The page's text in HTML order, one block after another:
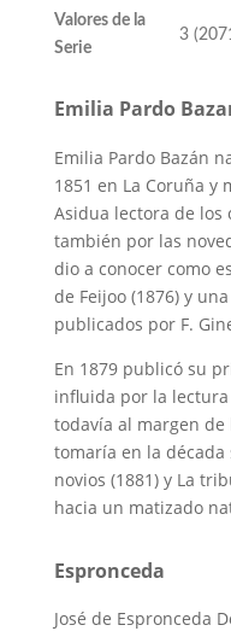
Valores de la
Serie
3
Emilia Pardo
Emilia Pardo Bazán
1851 en La Coruña y
Asidua lectora de los
también por las
dio a conocer como
de Feijoo (1876) y
publicados por F.
En 1879 publicó su
influida por la lectura
todavía al margen
tomaría en la década
novios (1881) y La
hacia un matizado
Espronceda
José de Espronceda